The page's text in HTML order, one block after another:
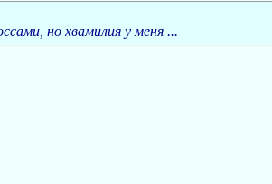
но хвамилия у меня ...